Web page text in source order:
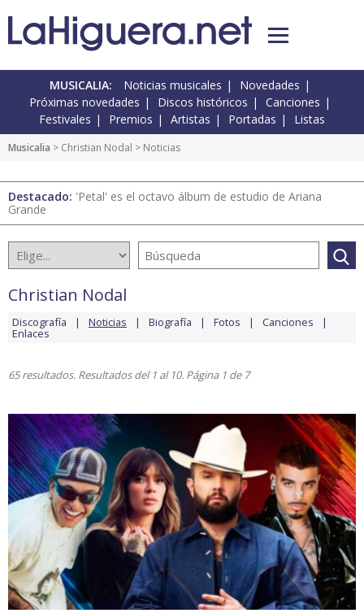
MUSICALIA: Noticias musicales
Novedades
Próximas novedades
Discos históricos
Canciones
Festivales
Premios Artistas Portadas Listas
Musicalia > Christian Nodal > Noticias
Destacado: 'Petal' es el octavo álbum de estudio de Ariana
Grande
Christian Nodal
Discografía Noticias Biografía Fotos Canciones
Enlaces
65 resultados. Resultados del 1 al 10. Página 1 de 7